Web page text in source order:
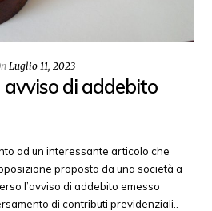
Luglio 11, 2023
avviso di addebito
ad un interessante articolo che
proposta da una società a
l’avviso di addebito emesso
di contributi previdenziali..